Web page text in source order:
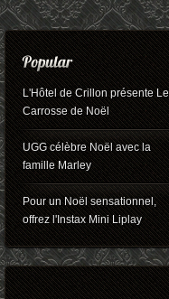
L'Hôtel de Crillon présente Le
Carrosse de Noël
UGG célèbre Noël avec la
famille Marley
Pour un Noël sensationnel,
offrez l'Instax Mini Liplay